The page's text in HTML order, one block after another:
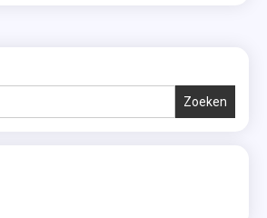
Zoeken